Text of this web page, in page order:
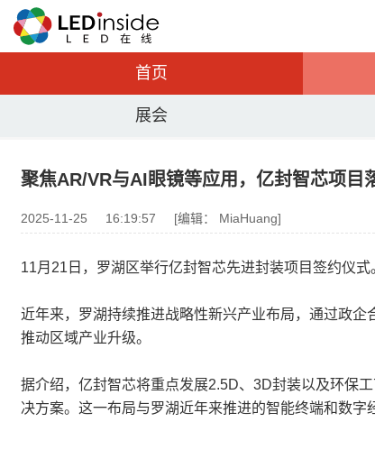
首页
展会
聚焦AR/VR与AI眼镜等应用，亿封智芯项目
2025-11-25 16:19:57 [编辑： MiaHuang]
11月21日，罗湖区举行亿封智芯先进封装项目签约仪
近年来，罗湖持续推进战略性新兴产业布局，通过政
推动区域产业升级。
据介绍，亿封智芯将重点发展2.5D、3D封装以及环保
决方案。这一布局与罗湖近年来推进的智能终端和数字